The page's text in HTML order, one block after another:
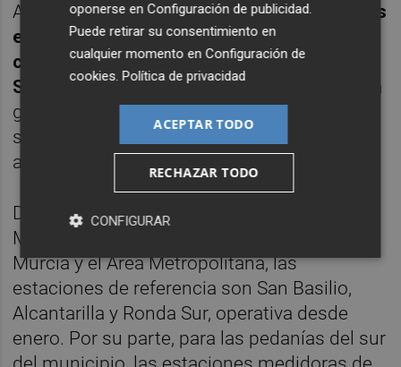
Así,
quedan prohibidas las quemas agrícolas
en todos los niveles, se introducen nuevos
canales de información por parte del
Servicio de Protección Civil , mientras que la
gratuidad de los aparcamientos disuasorios
será obligatoria, y no opcional, cuando se
active el nivel de Alerta.
Del mismo modo, el término municipal de
Murcia ha sido dividido en dos zonas. Para
Murcia y el Área Metropolitana, las
estaciones de referencia son San Basilio,
Alcantarilla y Ronda Sur, operativa desde
enero. Por su parte, para las pedanías del sur
oponerse enConfiguración de publicidad.
Puede retirar su consentimiento en
cualquier momento enConfiguración de
cookies.Política de privacidad
ACEPTAR TODO
RECHAZAR TODO
CONFIGURAR